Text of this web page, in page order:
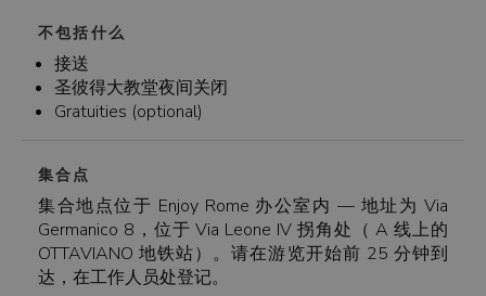
不包括什么
接送
圣彼得大教堂夜间关闭
Gratuities (optional)
集合点
集合地点位于 Enjoy Rome 办公室内 — 地址为 Via
Germanico 8，位于 Via Leone IV 拐角处（ A 线上的
OTTAVIANO 地铁站）。请在游览开始前 25 分钟到
达，在工作人员处登记。